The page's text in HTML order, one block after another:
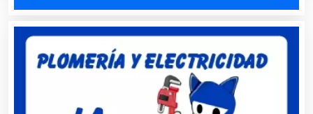
Arquitectos